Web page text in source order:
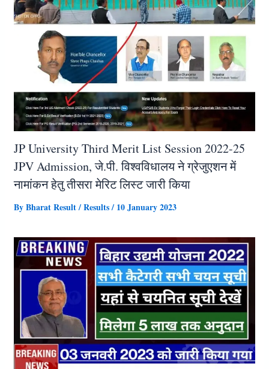
JP University Third Merit List Session 2022-25
JPV Admission, जे.पी. विश्वविधालय ने ग्रेजुएशन में
नामांकन हेतु तीसरा मेरिट लिस्ट जारी किया
ByBharat Result/Results/ 10 January 2023